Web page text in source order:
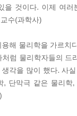
을 것이다. 이제 여
수(과학사)
용해 물리학을 가르
럼 물리학자들의
각을 많이 했다. 사
, 단막극 같은 물리